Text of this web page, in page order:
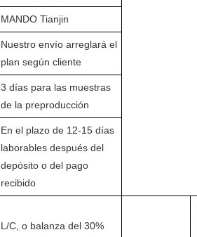
MANDO Tianjin
Nuestro envío arreglará el
plan según cliente
3 días para las muestras
de la preproducción
En el plazo de 12-15 días
laborables después del
depósito o del pago
recibido
L/C, o balanza del 30%